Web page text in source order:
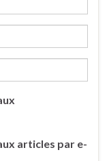
articles par e-